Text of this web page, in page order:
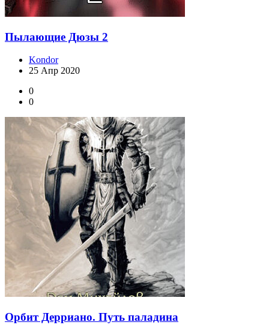
Пылающие Дюзы 2
Kondor
25 Апр 2020
0
0
Орбит Дерриано. Путь паладина